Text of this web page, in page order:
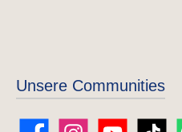
Unsere Communities